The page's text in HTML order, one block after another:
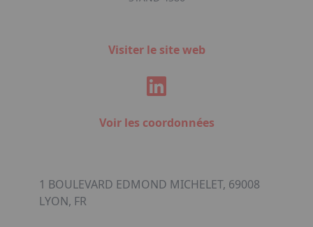
Visiter le site web
Voir les coordonnées
1 BOULEVARD EDMOND MICHELET, 69008
LYON, FR